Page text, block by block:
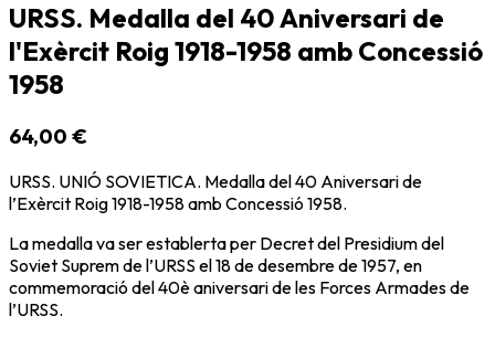
URSS. Medalla del 40 Aniversari de
l'Exèrcit Roig 1918-1958 amb Concessió
1958
64,00 €
URSS. UNIÓ SOVIETICA. Medalla del 40 Aniversari de
l’Exèrcit Roig 1918-1958 amb Concessió 1958.
La medalla va ser establerta per Decret del Presidium del
Soviet Suprem de l’URSS el 18 de desembre de 1957, en
commemoració del 40è aniversari de les Forces Armades de
l’URSS.